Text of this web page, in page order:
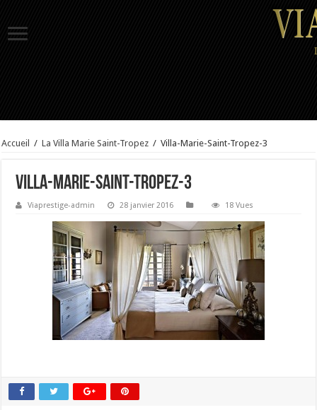
Accueil / La Villa Marie Saint-Tropez / Villa-Marie-Saint-Tropez-3
Villa-Marie-Saint-Tropez-3
Viaprestige-admin 28 janvier 2016 18 Vues